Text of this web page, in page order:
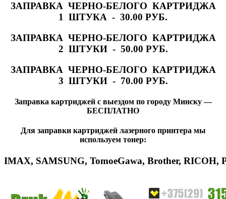
ЗАПРАВКА ЧЕРНО-БЕЛОГО КАРТРИДЖА
1 ШТУКА - 30.00 РУБ.
ЗАПРАВКА ЧЕРНО-БЕЛОГО КАРТРИДЖА
2 ШТУКИ - 50.00 РУБ.
ЗАПРАВКА ЧЕРНО-БЕЛОГО КАРТРИДЖА
3 ШТУКИ - 70.00 РУБ.
Заправка картриджей с выездом по городу Минску —
БЕСПЛАТНО
Для заправки картриджей лазерного принтера мы
используем тонер:
IMAX, SAMSUNG, TomoeGawa, Brother, RICOH,